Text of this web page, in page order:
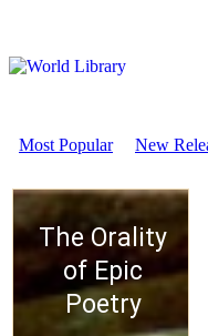
Most Popular New